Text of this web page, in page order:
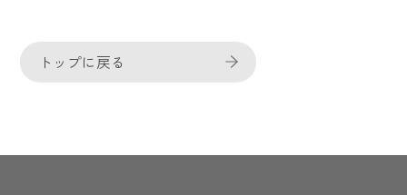
トップに戻る